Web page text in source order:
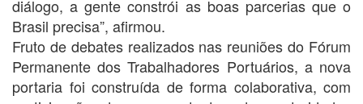
diálogo, a gente constrói as boas parcerias que o
Brasil precisa”, afirmou.
Fruto de debates realizados nas reuniões do Fórum
Permanente dos Trabalhadores Portuários, a nova
portaria foi construída de forma colaborativa, com